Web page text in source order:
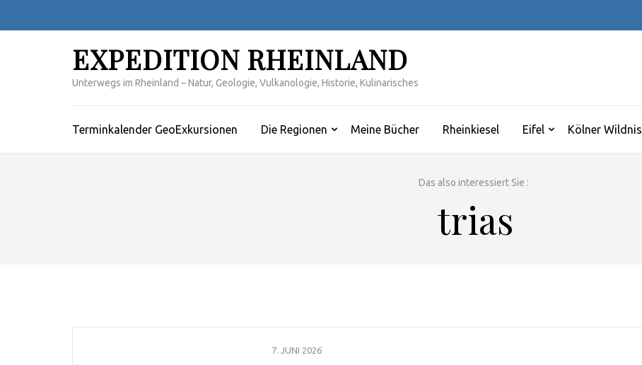
EXPEDITION RHEINLAND
Unterwegs im Rheinland – Natur, Geologie, Vulkanologie, Historie, Kulinarisches
Terminkalender GeoExkursionen Die Regionen Meine Bücher Rheinkiesel Eifel Kölner Wildnis
Das also interessiert Sie :
trias
7. JUNI 2026